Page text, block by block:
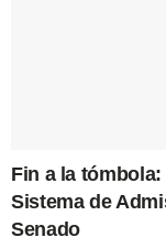
Fin a la
Sistema de
Senado